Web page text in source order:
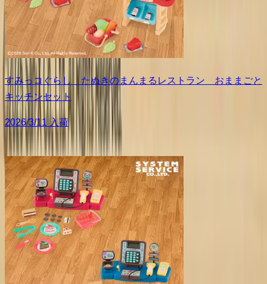
すみっコぐらし たぬきのまんまるレストラン おままごと
キッチンセット
2026/3/11 入荷